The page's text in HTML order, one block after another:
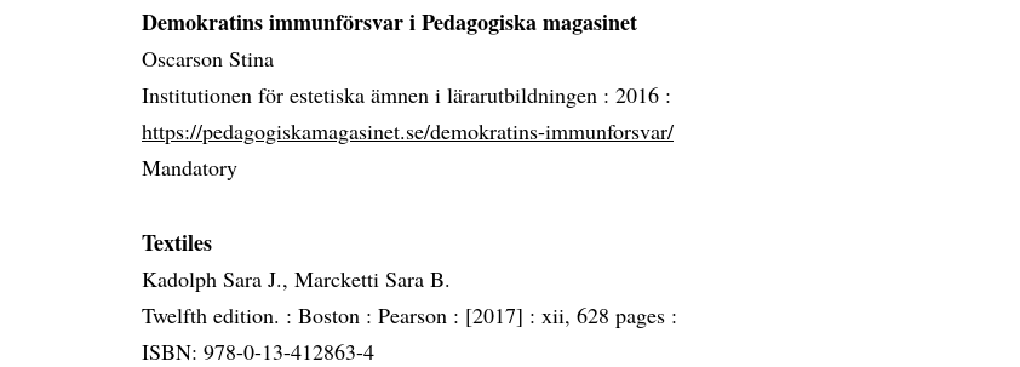
Demokratins immunförsvar i Pedagogiska magasinet
Oscarson Stina
Institutionen för estetiska ämnen i lärarutbildningen : 2016 :
https://pedagogiskamagasinet.se/demokratins-immunforsvar/
Mandatory
Textiles
Kadolph Sara J., Marcketti Sara B.
Twelfth edition. : Boston : Pearson : [2017] : xii, 628 pages :
ISBN: 978-0-13-412863-4